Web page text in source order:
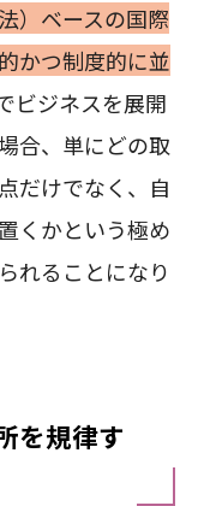
）ベースの国際
かつ制度的に並
ビジネスを展開
合、単にどの取
だけでなく、自
くかという極め
れることになり
を規律す